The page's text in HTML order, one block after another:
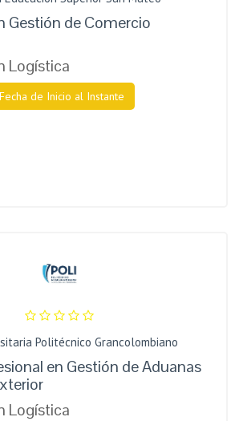
Gestión de Comercio
Logística
de Inicio al Instante
Politécnico Grancolombiano
en Gestión de Aduanas
Logística